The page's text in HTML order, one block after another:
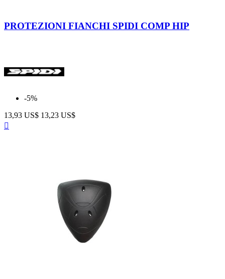
PROTEZIONI FIANCHI SPIDI COMP HIP
-5%
13,93 US$ 13,23 US$
